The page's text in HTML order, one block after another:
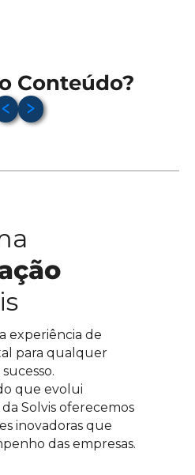
Conteúdo?
experiência de
para qualquer
que evolui
Solvis oferecemos
inovadoras que
das empresas.